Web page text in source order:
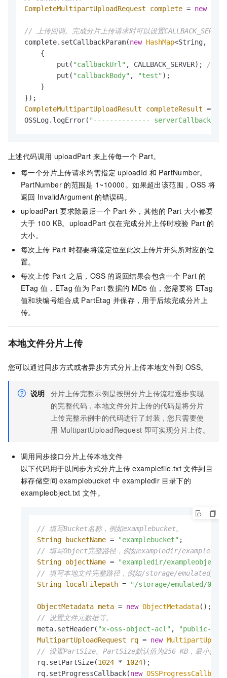
CompleteMultipartUploadRequest
complete = new
// 上传回调。完成分片上传请求时可以设置
complete.setCallbackParam(new HashMap<String,
    {
        put(
"callbackUrl" , CALLBACK_SERVER); //修
        put(
"callbackBody" , "test" );
    }
CompleteMultipartUploadResult
completeResult =
OSSLog.logError( "-------------- serverCallback: "
上述代码调用 uploadPart 来上传每一个 Part。
每一个分片上传请求均需指定 uploadId 和 PartNumber。
PartNumber 的范围是 1~10000。如果超出该范围，OSS 将
返回 InvalidArgument 的错误码。
uploadPart 要求除最后一个 Part 外，其他的 Part 大小都要
大于 100 KB。uploadPart 仅在完成分片上传时校验 Part 的
大小。
每次上传 Part 时都要将流定位至此次上传片开头所对应的位
置。
每次上传 Part 之后，OSS 的返回结果会包含一个 Part 的
ETag 值，ETag 值为 Part 数据的 MD5 值，您需要将 ETag
值和块编号组合成 PartEtag 并保存，用于后续完成分片上
传。
本地文件分片上传
您可以通过同步方式或者异步方式分片上传本地文件到 OSS。
说明 分片上传完整示例是按照分片上传流程逐步实现
的完整代码，本地文件分片上传的代码是将分片
上传完整示例中的代码进行了封装，您只需要使
用 MultipartUploadRequest 即可实现分片上传。
调用同步接口分片上传本地文件
以下代码用于以同步方式分片上传 examplefile.txt 文件到目
标存储空间 examplebucket 中 exampledir 目录下的
exampleobject.txt 文件。
// 填写Bucket名称，例如examplebucket。
String bucketName = "examplebucket"
// 填写Object完整路径，例如exampledir/
String objectName =
"exampledir/
// 填写本地文件完整路径，例如/storage/emulated/
String localFilepath = "/storage/emulated/0/
ObjectMetadata meta = new ObjectMetadata
// 设置文件元数据等。
meta.setHeader( "x-oss-object-acl" ,
"public-
MultipartUploadRequest
rq = new
// 设置PartSize。PartSize默认值为256 KB，最小值为
rq.setPartSize(1024 * 1024);
rq.setProgressCallback(new OSSProgressCallback